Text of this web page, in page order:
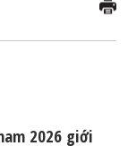
2026 giới